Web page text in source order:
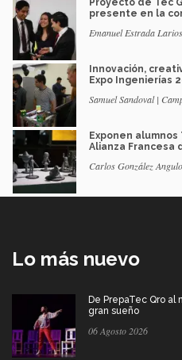
Proyecto de Tec
presente en la
Emanuel Estrada Larios
Innovación,
Expo Ingenierías
Samuel Sandoval |
Exponen
Alianza Francesa
Carlos González
Lo más nuevo
De PrepaTec Qro
gran sueño
06 Agosto 2026